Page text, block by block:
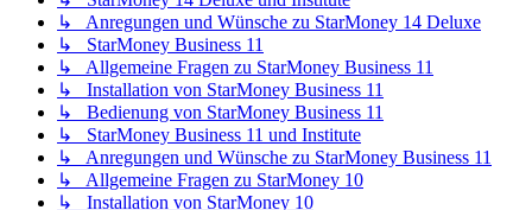
↳ Anregungen und Wünsche zu StarMoney 14 Deluxe
↳ StarMoney Business 11
↳ Allgemeine Fragen zu StarMoney Business 11
↳ Installation von StarMoney Business 11
↳ Bedienung von StarMoney Business 11
↳ StarMoney Business 11 und Institute
↳ Anregungen und Wünsche zu StarMoney Business 11
↳ Allgemeine Fragen zu StarMoney 10
↳ Installation von StarMoney 10